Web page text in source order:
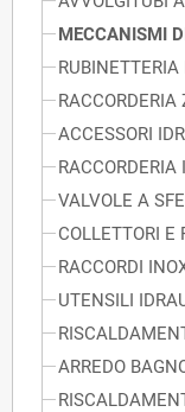
MECCANISMI
RACCORDERIA
ACCESSORI
RACCORDERIA
VALVOLE A
COLLETTORI E
RACCORDI
UTENSILI
ARREDO